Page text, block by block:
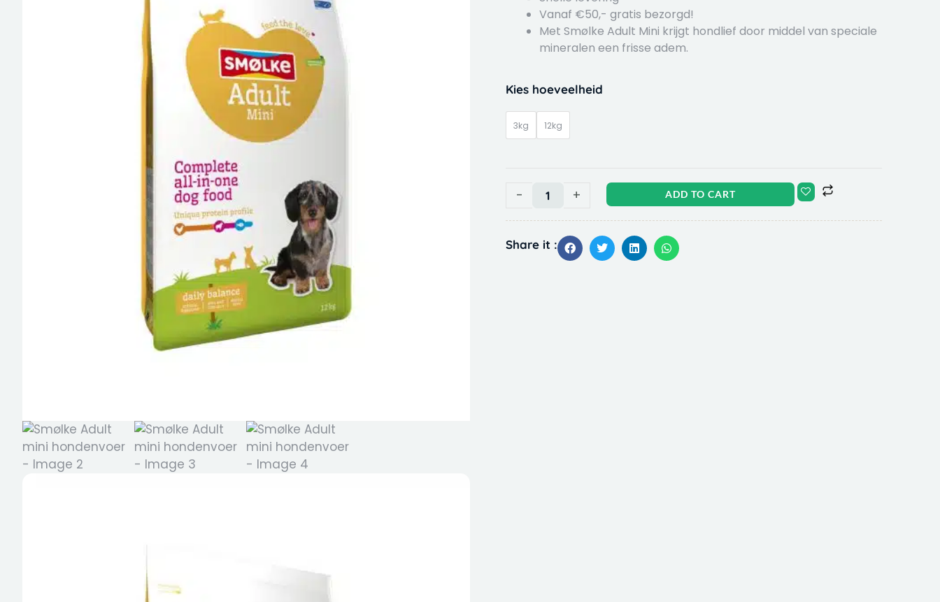
€ 39,99
Vanaf €50,- gratis bezorgd!
Met Smølke Adult Mini krijgt hondlief door middel van speciale
mineralen een frisse adem.
Kies hoeveelheid
3kg 12kg
-
Smølke
Adult
mini
hondenvoer
+ ADD TO CART
Share it :